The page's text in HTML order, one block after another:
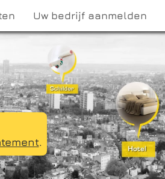
Uw bedrijf aanmelden
.